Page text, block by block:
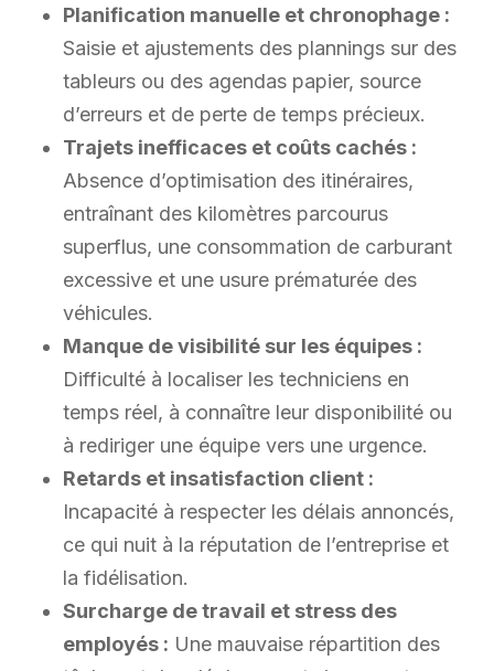
Planification manuelle et chronophage :
Saisie et ajustements des plannings sur des
tableurs ou des agendas papier, source
d’erreurs et de perte de temps précieux.
Trajets inefficaces et coûts cachés :
Absence d’optimisation des itinéraires,
entraînant des kilomètres parcourus
superflus, une consommation de carburant
excessive et une usure prématurée des
véhicules.
Manque de visibilité sur les équipes :
Difficulté à localiser les techniciens en
temps réel, à connaître leur disponibilité ou
à rediriger une équipe vers une urgence.
Retards et insatisfaction client :
Incapacité à respecter les délais annoncés,
ce qui nuit à la réputation de l’entreprise et
la fidélisation.
Surcharge de travail et stress des
employés : Une mauvaise répartition des